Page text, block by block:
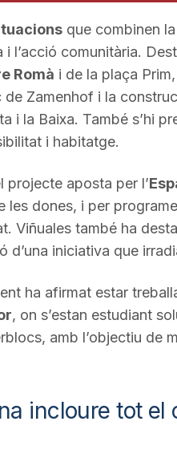
que combinen
l’acció comunitària.
Romà i de la plaça
Zamenhof i la
i la Baixa. També s’hi
i habitatge.
projecte aposta per l’
les dones, i per
Viñuales també ha
d’una iniciativa que
ha afirmat estar
, on s’estan estudiant
amb l’objectiu de
incloure tot el